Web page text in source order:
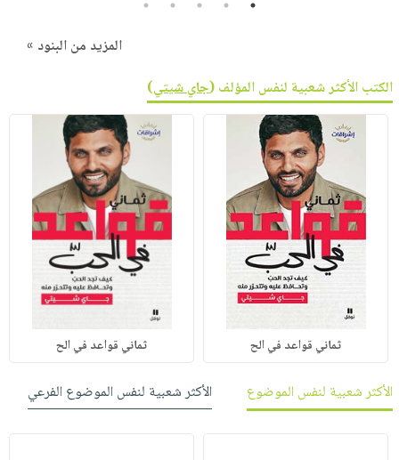
1
2
3
4
5
المزيد من البنود »
الكتب الأكثر شعبية لنفس المؤلف (جاي شيتي)
ثماني قواعد في الح ثماني قواعد في الح
الأكثر شعبية لنفس الموضوع الأكثر شعبية لنفس الموضوع الفرعي